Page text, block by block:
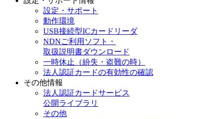
設定・サポート
動作環境
USB接続型ICカードリーダ
NDNご利用ソフト・
取扱説明書ダウンロード
一時休止（紛失・盗難の時）
法人認証カードの有効性の確認
その他情報
法人認証カードサービス
公開ライブラリ
その他